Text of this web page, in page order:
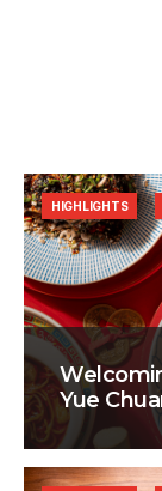
Yue
HIGHLIGHTS